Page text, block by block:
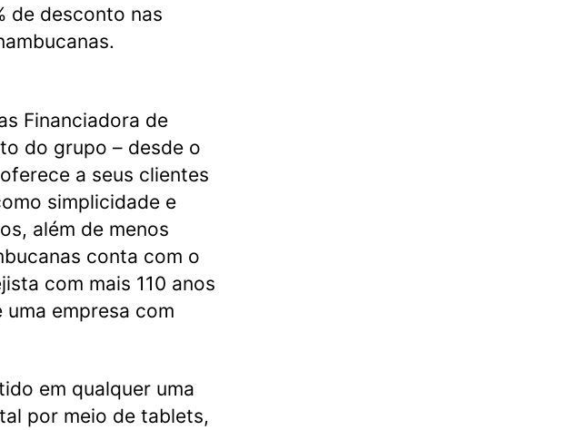
de desconto nas
Financiadora de
do grupo – desde o
a seus clientes
simplicidade e
além de menos
conta com o
com mais 110 anos
empresa com
em qualquer uma
por meio de tablets,